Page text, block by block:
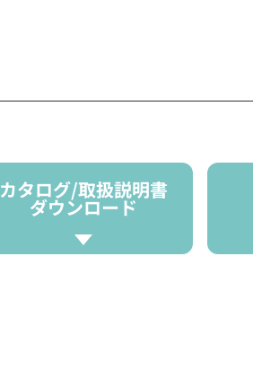
カタログ/取扱説明書
ダウンロード